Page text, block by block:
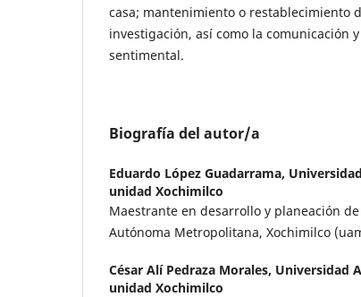
casa; mantenimiento o restablecimiento
investigación, así como la comunicación
sentimental.
Biografía del autor/a
Eduardo López Guadarrama,
unidad Xochimilco
Maestrante en desarrollo y planeación
Autónoma Metropolitana, Xochimilco
César Alí Pedraza Morales, Universidad
unidad Xochimilco